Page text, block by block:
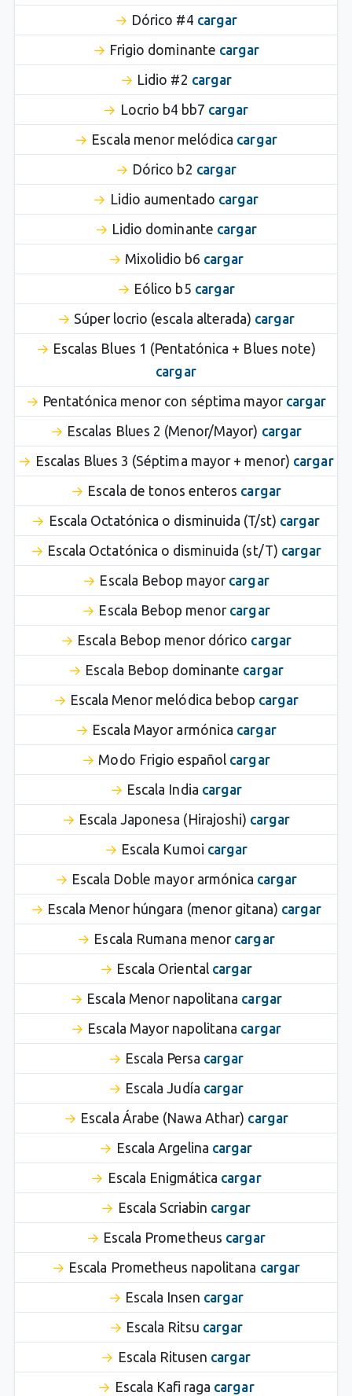
Dórico #4 cargar
Frigio dominante cargar
Lidio #2 cargar
Locrio b4 bb7 cargar
Escala menor melódica cargar
Dórico b2 cargar
Lidio aumentado cargar
Lidio dominante cargar
Mixolidio b6 cargar
Eólico b5 cargar
Súper locrio (escala alterada) cargar
Escalas Blues 1 (Pentatónica + Blues note)
cargar
Pentatónica menor con séptima mayor cargar
Escalas Blues 2 (Menor/Mayor) cargar
Escalas Blues 3 (Séptima mayor + menor) cargar
Escala de tonos enteros cargar
Escala Octatónica o disminuida (T/st) cargar
Escala Octatónica o disminuida (st/T) cargar
Escala Bebop mayor cargar
Escala Bebop menor cargar
Escala Bebop menor dórico cargar
Escala Bebop dominante cargar
Escala Menor melódica bebop cargar
Escala Mayor armónica cargar
Modo Frigio español cargar
Escala India cargar
Escala Japonesa (Hirajoshi) cargar
Escala Kumoi cargar
Escala Doble mayor armónica cargar
Escala Menor húngara (menor gitana) cargar
Escala Rumana menor cargar
Escala Oriental cargar
Escala Menor napolitana cargar
Escala Mayor napolitana cargar
Escala Persa cargar
Escala Judía cargar
Escala Árabe (Nawa Athar) cargar
Escala Argelina cargar
Escala Enigmática cargar
Escala Scriabin cargar
Escala Prometheus cargar
Escala Prometheus napolitana cargar
Escala Insen cargar
Escala Ritsu cargar
Escala Ritusen cargar
Escala Kafi raga cargar